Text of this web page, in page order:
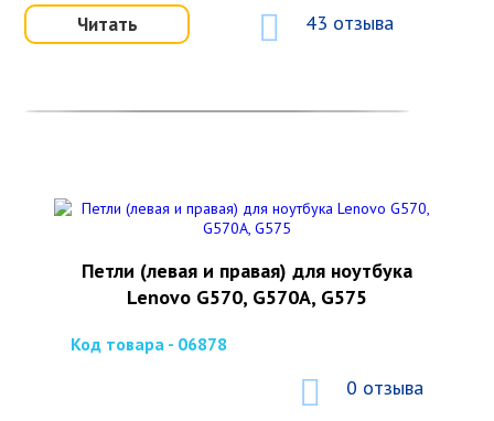
Читать 43 отзыва
Петли (левая и правая) для ноутбука
Lenovo G570, G570A, G575
Код товара - 06878
0 отзыва